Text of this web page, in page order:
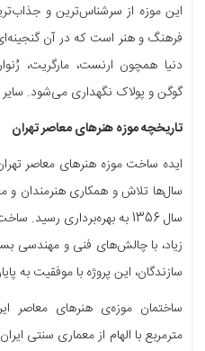
این موزه از سرشناس‌ترین و
فرهنگ و هنر است که در آن گنجینه‌ای
دنیا همچون ارنست، مارگریت،
گوگن و پولاک نگهداری می‌شود. سایر
تاریخچه موزه هنرهای معاصر تهران
سال‌ها تلاش و همکاری هنرمندان و
سال 1356 به بهره‌برداری
زیاد، با چالش‌های فنی و مهندسی
سازندگان، این پروژه با موفقیت به